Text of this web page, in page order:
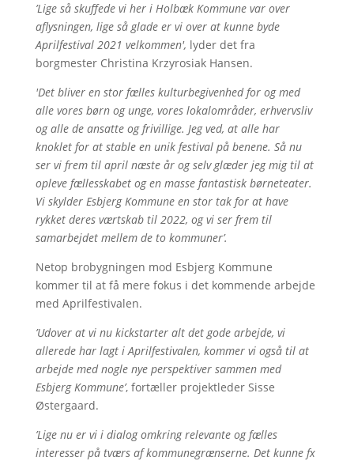
’Lige så skuffede vi her i Holbæk Kommune var over
aflysningen, lige så glade er vi over at kunne byde
Aprilfestival 2021 velkommen', lyder det fra
borgmester Christina Krzyrosiak Hansen.
'Det bliver en stor fælles kulturbegivenhed for og med
alle vores børn og unge, vores lokalområder, erhvervsliv
og alle de ansatte og frivillige. Jeg ved, at alle har
knoklet for at stable en unik festival på benene. Så nu
ser vi frem til april næste år og selv glæder jeg mig til at
opleve fællesskabet og en masse fantastisk børneteater.
Vi skylder Esbjerg Kommune en stor tak for at have
rykket deres værtskab til 2022, og vi ser frem til
samarbejdet mellem de to kommuner’.
Netop brobygningen mod Esbjerg Kommune
kommer til at få mere fokus i det kommende arbejde
med Aprilfestivalen.
’Udover at vi nu kickstarter alt det gode arbejde, vi
allerede har lagt i Aprilfestivalen, kommer vi også til at
arbejde med nogle nye perspektiver sammen med
Esbjerg Kommune’, fortæller projektleder Sisse
Østergaard.
’Lige nu er vi i dialog omkring relevante og fælles
interesser på tværs af kommunegrænserne. Det kunne fx